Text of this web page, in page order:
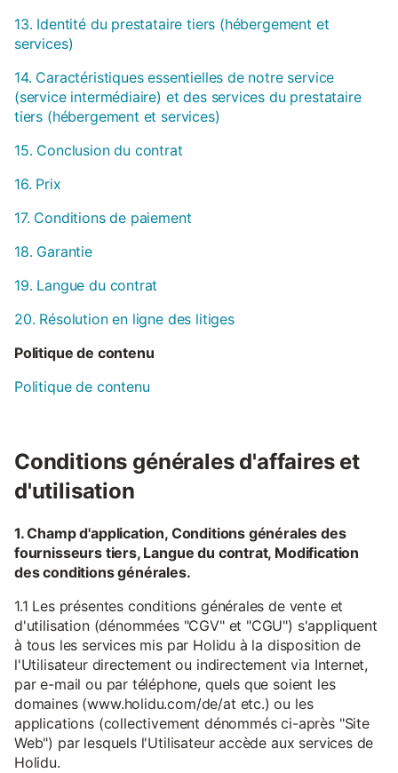
13. Identité du prestataire tiers (hébergement et
services)
14. Caractéristiques essentielles de notre service
(service intermédiaire) et des services du prestataire
tiers (hébergement et services)
15. Conclusion du contrat
16. Prix
17. Conditions de paiement
18. Garantie
19. Langue du contrat
20. Résolution en ligne des litiges
Politique de contenu
Politique de contenu
Conditions générales d'affaires et
d'utilisation
1. Champ d'application, Conditions générales des
fournisseurs tiers, Langue du contrat, Modification
des conditions générales.
1.1 Les présentes conditions générales de vente et
d'utilisation (dénommées "CGV" et "CGU") s'appliquent
à tous les services mis par Holidu à la disposition de
l'Utilisateur directement ou indirectement via Internet,
par e-mail ou par téléphone, quels que soient les
domaines (www.holidu.com/de/at etc.) ou les
applications (collectivement dénommés ci-après "Site
Web") par lesquels l'Utilisateur accède aux services de
Holidu.